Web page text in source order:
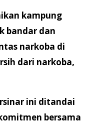
kampung
bandar dan
narkoba di
dari narkoba,
ini ditandai
bersama